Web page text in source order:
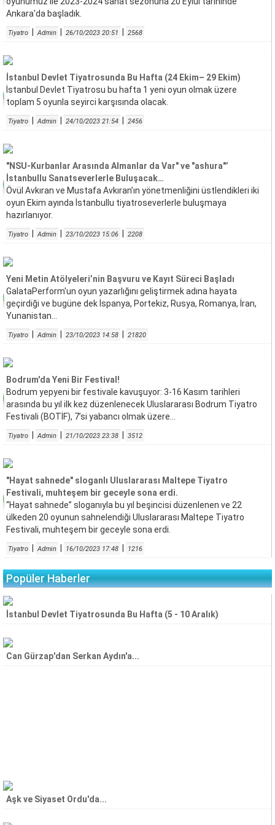
Ankara'da başladık.
Tiyatro Admin 26/10/2023 20:51 2568
İstanbul Devlet Tiyatrosunda Bu Hafta (24 Ekim– 29 Ekim)
İstanbul Devlet Tiyatrosu bu hafta 1 yeni oyun olmak üzere
toplam 5 oyunla seyirci karşısında olacak.
Tiyatro Admin 24/10/2023 21:54 2456
"NSU-Kurbanlar Arasında Almanlar da Var" ve "ashura"’
İstanbullu Sanatseverlerle Buluşacak…
Övül Avkıran ve Mustafa Avkıran’ın yönetmenliğini üstlendikleri iki
oyun Ekim ayında İstanbullu tiyatroseverlerle buluşmaya
hazırlanıyor.
Tiyatro Admin 23/10/2023 15:06 2208
Yeni Metin Atölyeleri’nin Başvuru ve Kayıt Süreci Başladı
GalataPerform'un oyun yazarlığını geliştirmek adına hayata
geçirdiği ve bugüne dek İspanya, Portekiz, Rusya, Romanya, İran,
Yunanistan...
Tiyatro Admin 23/10/2023 14:58 21820
Bodrum'da Yeni Bir Festival!
Bodrum yepyeni bir festivale kavuşuyor: 3-16 Kasım tarihleri
arasında bu yıl ilk kez düzenlenecek Uluslararası Bodrum Tiyatro
Festivali (BOTİF), 7’si yabancı olmak üzere...
Tiyatro Admin 21/10/2023 23:38 3512
"Hayat sahnede" sloganlı Uluslararası Maltepe Tiyatro
Festivali, muhteşem bir geceyle sona erdi.
“Hayat sahnede” sloganıyla bu yıl beşincisi düzenlenen ve 22
ülkeden 20 oyunun sahnelendiği Uluslararası Maltepe Tiyatro
Festivali, muhteşem bir geceyle sona erdi.
Tiyatro Admin 16/10/2023 17:48 1216
Popüler Haberler
İstanbul Devlet Tiyatrosunda Bu Hafta (5 - 10 Aralık)
Can Gürzap'dan Serkan Aydın'a...
Aşk ve Siyaset Ordu'da...